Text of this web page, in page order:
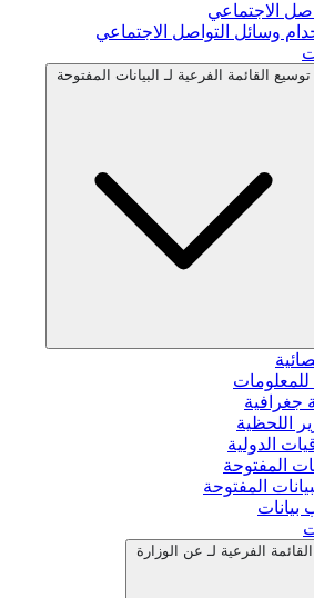
الاجتماعي
وسائل التواصل الاجتماعي
توسيع القائمة الفرعية لـ البيانات المفتوحة
جغرافية
اللحظية
الدولية
المفتوحة
المفتوحة
بيانات
الفرعية لـ عن الوزارة